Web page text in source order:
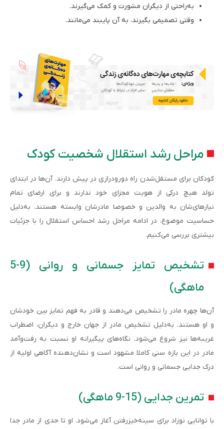
به‌راحتی از دیگران مشورت و کمک می‌گیرند.
وقتی تصمیمی بگیرند، به آن پایبند می‌مانند.
مراحل رشد استقلال شخصیت کودک
کودکان برای مستقل‌شدن راه دورودرازی در پیش دارند. آن‌ها در ابتدای
تولد هیچ درکی از هویت مجزای خود ندارند و برای ارضای تمام
نیازهای‌شان به والدین و خصوصا مادرشان وابسته هستند. به‌دلیل
حساسیت موضوع، در ادامه مراحل رشد احساس استقلال را با جزئیات
بیشتری بررسی می‌کنیم.
تشخیص تمایز جسمانی و روانی (9-5
ماهگی)
آن‌ها چهره مادر را تشخیص می‌دهند و قادر به فهم تمایز بین خودشان
و او هستند. به‌دلیل تشخیص مادر از جهان خارج و دیگران، اضطراب
غریبه‌ها نیز شروع می‌شود. نگاه‌های پیگیرانه او نسبت به رفت‌وآمد
مادر در این بازه سنی کاملا مشهود است و نشان‌دهنده آگاهی اولیه از
درک جدایی جسمانی و روانی است.
تمرین جدایی (15-9 ماهگی)
با توانایی نوزاد برای سینه‌خیز‌رفتن آغاز می‌شود. او تا حدی از مادر جدا